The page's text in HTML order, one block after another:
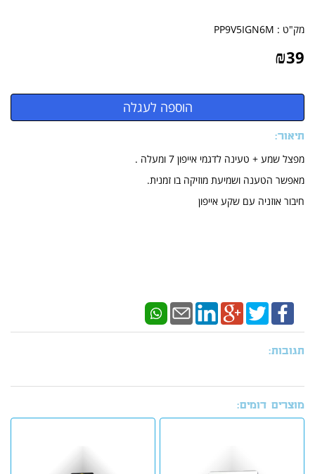
מק"ט : PP9V5IGN6M
₪39
תיאור:
מפצל שמע + טעינה לדגמי אייפון 7 ומעלה .
מאפשר הטענה ושמיעת מוזיקה בו זמנית.
חיבור אוזניה עם שקע אייפון
תגובות:
מוצרים דומים: